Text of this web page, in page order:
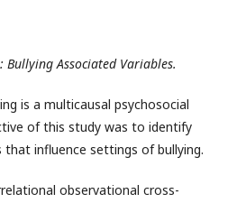
Bullying Associated Variables.
is a multicausal psychosocial
of this study was to identify
that influence settings of bullying.
observational cross-